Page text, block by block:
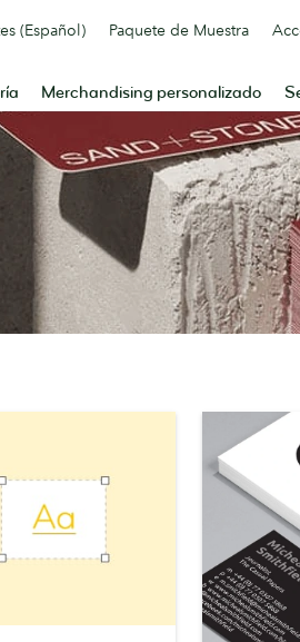
Merchandising personalizado
(Español) Paquete de Muestra